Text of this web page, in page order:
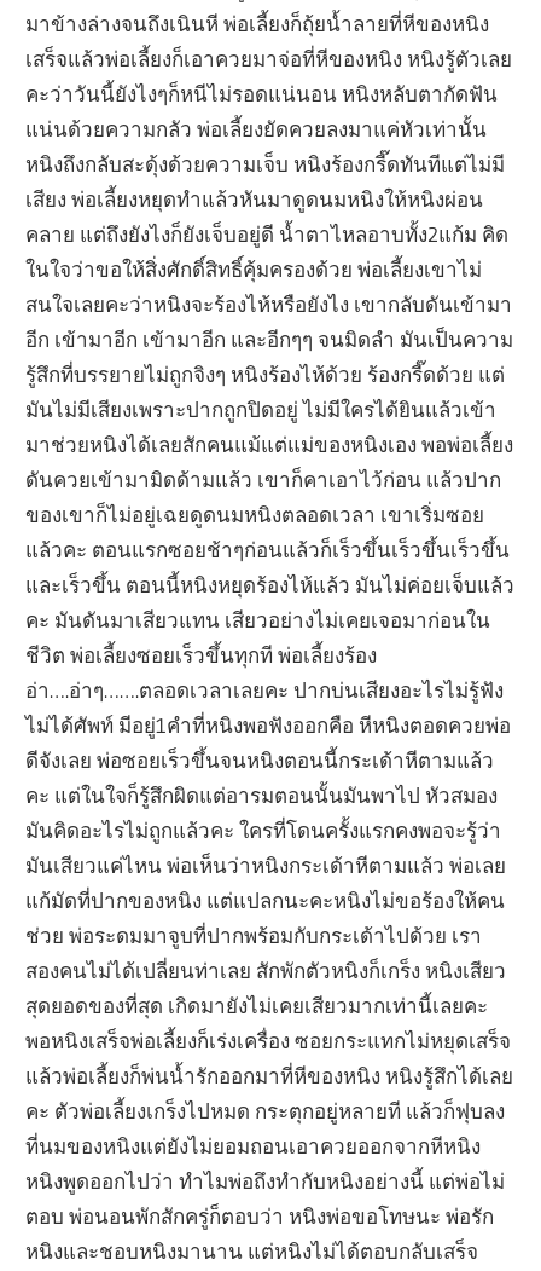
มาข้างล่างจนถึงเนินหี พ่อเลี้ยงก็ถุ้ยน้ำลายที่หีของหนิง
เสร็จแล้วพ่อเลี้ยงก็เอาควยมาจ่อที่หีของหนิง หนิงรู้ตัวเลย
คะว่าวันนี้ยังไงๆก็หนีไม่รอดแน่นอน หนิงหลับตากัดฟัน
แน่นด้วยความกลัว พ่อเลี้ยงยัดควยลงมาแค่หัวเท่านั้น
หนิงถึงกลับสะดุ้งด้วยความเจ็บ หนิงร้องกรี๊ดทันทีแต่ไม่มี
เสียง พ่อเลี้ยงหยุดทำแล้วหันมาดูดนมหนิงให้หนิงผ่อน
คลาย แต่ถึงยังไงก็ยังเจ็บอยู่ดี น้ำตาไหลอาบทั้ง2แก้ม คิด
ในใจว่าขอให้สิ่งศักดิ์สิทธิ์คุ้มครองด้วย พ่อเลี้ยงเขาไม่
สนใจเลยคะว่าหนิงจะร้องไห้หรือยังไง เขากลับดันเข้ามา
อีก เข้ามาอีก เข้ามาอีก และอีกๆๆ จนมิดลำ มันเป็นความ
รู้สึกที่บรรยายไม่ถูกจิงๆ หนิงร้องไห้ด้วย ร้องกรี๊ดด้วย แต่
มันไม่มีเสียงเพราะปากถูกปิดอยู่ ไม่มีใครได้ยินแล้วเข้า
มาช่วยหนิงได้เลยสักคนแม้แต่แม่ของหนิงเอง พอพ่อเลี้ยง
ดันควยเข้ามามิดด้ามแล้ว เขาก็คาเอาไว้ก่อน แล้วปาก
ของเขาก็ไม่อยู่เฉยดูดนมหนิงตลอดเวลา เขาเริ่มซอย
แล้วคะ ตอนแรกซอยช้าๆก่อนแล้วก็เร็วขึ้นเร็วขึ้นเร็วขึ้น
และเร็วขึ้น ตอนนี้หนิงหยุดร้องไห้แล้ว มันไม่ค่อยเจ็บแล้ว
คะ มันดันมาเสียวแทน เสียวอย่างไม่เคยเจอมาก่อนใน
ชีวิต พ่อเลี้ยงซอยเร็วขึ้นทุกที พ่อเลี้ยงร้อง
อ่า….อ่าๆ…….ตลอดเวลาเลยคะ ปากบ่นเสียงอะไรไม่รู้ฟัง
ไม่ได้ศัพท์ มีอยู่1คำที่หนิงพอฟังออกคือ หีหนิงตอดควยพ่อ
ดีจังเลย พ่อซอยเร็วขึ้นจนหนิงตอนนี้กระเด้าหีตามแล้ว
คะ แต่ในใจก็รู้สึกผิดแต่อารมตอนนั้นมันพาไป หัวสมอง
มันคิดอะไรไม่ถูกแล้วคะ ใครที่โดนครั้งแรกคงพอจะรู้ว่า
มันเสียวแค่ไหน พ่อเห็นว่าหนิงกระเด้าหีตามแล้ว พ่อเลย
แก้มัดที่ปากของหนิง แต่แปลกนะคะหนิงไม่ขอร้องให้คน
ช่วย พ่อระดมมาจูบที่ปากพร้อมกับกระเด้าไปด้วย เรา
สองคนไม่ได้เปลี่ยนท่าเลย สักพักตัวหนิงก็เกร็ง หนิงเสียว
สุดยอดของที่สุด เกิดมายังไม่เคยเสียวมากเท่านี้เลยคะ
พอหนิงเสร็จพ่อเลี้ยงก็เร่งเครื่อง ซอยกระแทกไม่หยุดเสร็จ
แล้วพ่อเลี้ยงก็พ่นน้ำรักออกมาที่หีของหนิง หนิงรู้สึกได้เลย
คะ ตัวพ่อเลี้ยงเกร็งไปหมด กระตุกอยู่หลายที แล้วก็ฟุบลง
ที่นมของหนิงแต่ยังไม่ยอมถอนเอาควยออกจากหีหนิง
หนิงพูดออกไปว่า ทำไมพ่อถึงทำกับหนิงอย่างนี้ แต่พ่อไม่
ตอบ พ่อนอนพักสักครู่ก็ตอบว่า หนิงพ่อขอโทษนะ พ่อรัก
หนิงและชอบหนิงมานาน แต่หนิงไม่ได้ตอบกลับเสร็จ